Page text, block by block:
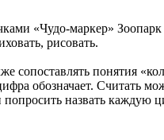
«Чудо-маркер»
рисовать.
сопоставлять понятия
обозначает. Считать
назвать